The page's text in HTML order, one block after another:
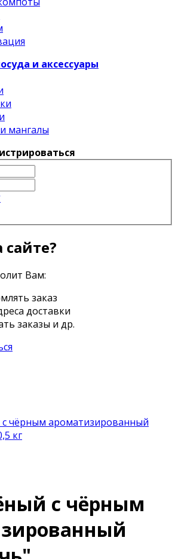
и аксессуары
мангалы
Вам:
заказ
доставки
заказы и др.
чёрным ароматизированный
кг
с чёрным